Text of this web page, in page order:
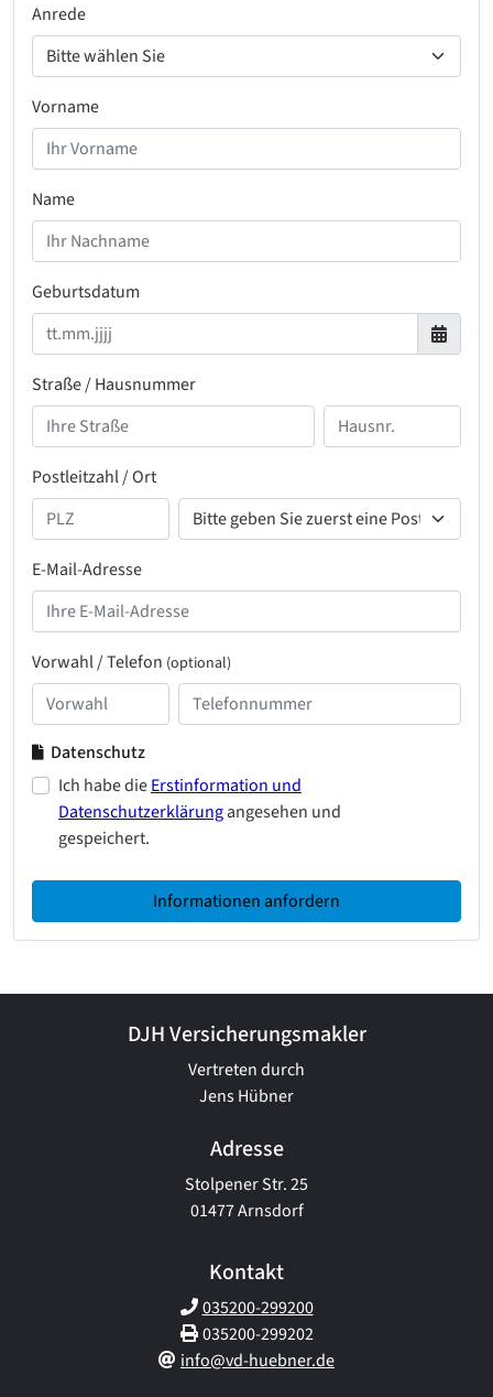
Anrede
Vorname
Name
Geburtsdatum
Straße / Hausnummer
Postleitzahl / Ort
E-Mail-Adresse
Vorwahl / Telefon (optional)
Datenschutz
Ich habe dieErstinformation und
Datenschutzerklärungangesehen und
gespeichert.
Informationen anfordern
DJH Versicherungsmakler
Vertreten durch
Jens Hübner
Adresse
Stolpener Str. 25
01477 Arnsdorf
Kontakt
035200-299200
035200-299202
info@vd-huebner.de